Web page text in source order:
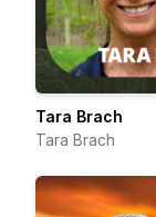
Tara Brach
Tara Brach